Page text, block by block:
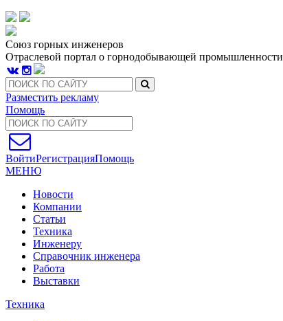
Союз горных инженеров
Отраслевой портал о горнодобывающей промышленности
Разместить рекламу
Помощь
ВойтиРегистрацияПомощь
МЕНЮ
Новости
Компании
Статьи
Техника
Инженеру
Справочник инженера
Работа
Выставки
Техника